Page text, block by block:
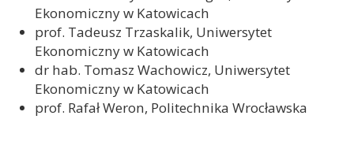
Ekonomiczny w Katowicach
prof. Tadeusz Trzaskalik, Uniwersytet
Ekonomiczny w Katowicach
dr hab. Tomasz Wachowicz, Uniwersytet
Ekonomiczny w Katowicach
prof. Rafał Weron, Politechnika Wrocławska